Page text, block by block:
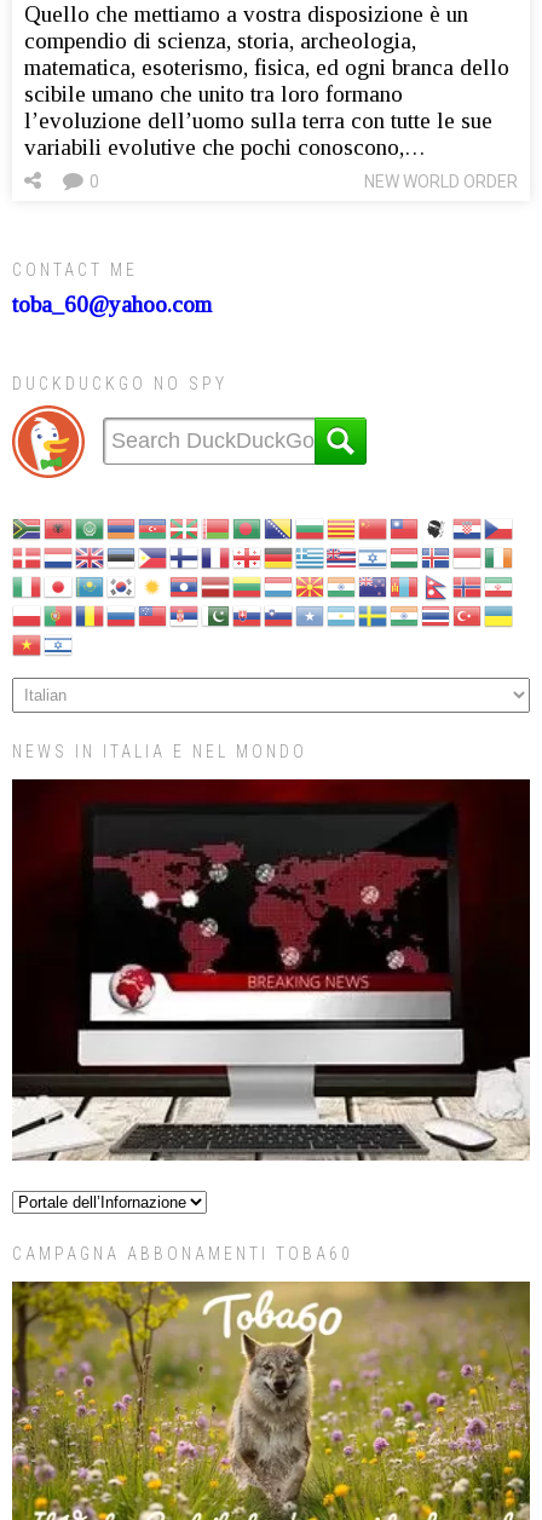
Quello che mettiamo a vostra disposizione è un
compendio di scienza, storia, archeologia,
matematica, esoterismo, fisica, ed ogni branca dello
scibile umano che unito tra loro formano
l’evoluzione dell’uomo sulla terra con tutte le sue
variabili evolutive che pochi conoscono,…
NEW WORLD ORDER
0
CONTACT ME
toba_60@yahoo.com
DUCKDUCKGO NO SPY
NEWS IN ITALIA E NEL MONDO
CAMPAGNA ABBONAMENTI TOBA60